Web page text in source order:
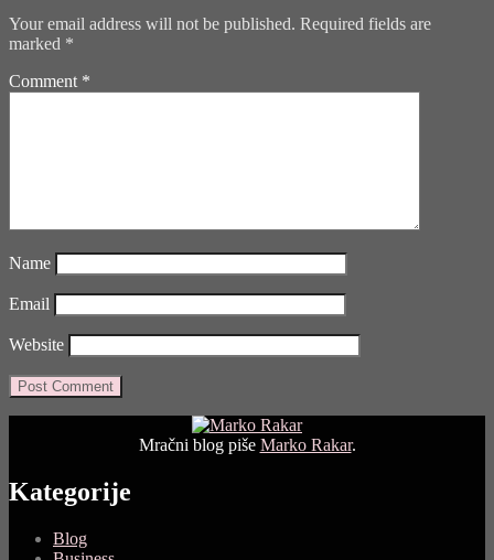
Your email address will not be published. Required fields are
marked *
Comment *
Name
Email
Website
Mračni blog piše Marko Rakar.
Kategorije
Blog